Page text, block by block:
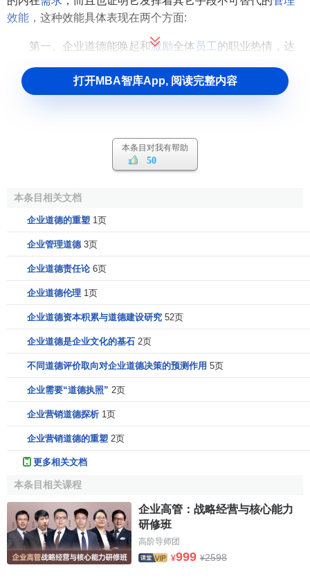
效能 ，这种效能具体表现在两个方面:
第一、企业道德能唤起和激励全体 员工的职业热情，达
活动的重要目标，只有取得最佳经济效益，才能切实保障企
业的生存和发展。企业道德不仅仅反映而且发挥着自身的各
道德的最高目标之一。这就必须通过协调各种
教育功能，使热爱本职、忠于职守、遵纪
念，变成全体职工的信念和自觉行为，从而激发职工强烈的
集体荣誉感和对企业的
到企业活动中，创造更多更好的
密连结起来，形成巨大的动力。
第二、企业道德能够阻止和抑制企业的负面效应，保证
企业的正确发展方向。企业道德通过对企业行为的一些重大
关系方面来提供正确的价值导向，这就能较好地防止企业行
经济效益与社会效益的关系上，企业道德在重视经济效益的
同时，还强调必须对人的生命
与协作的关系上，社会主义企业道德主张通过提高技术水
平，改善经营管理、提高
加强竞争能力，反对采取不正当手法去损害他人利益。在企
保证国家利益的权威性，保证企业职工的个人利益及企业的
再生产需求。只有这样按照道德法则去行事，才能保证企业
的正确方向和持久发展。
加强企业道德建设，是全面建设社会主义精神文明不可
打开MBA智库App, 阅读完整内容
本条目对我有帮助
50
本条目相关文档
企业道德的重塑 1页
企业管理道德 3页
企业道德责任论 6页
企业道德伦理 1页
企业道德资本积累与道德建设研究 52页
企业道德是企业文化的基石 2页
不同道德评价取向对企业道德决策的预测作用 5页
企业需要“道德执照” 2页
企业营销道德探析 1页
企业营销道德的重塑 2页
更多相关文档
本条目相关课程
企业高管：战略经营与核心能力
研修班
高阶导师团
¥999 ¥2598